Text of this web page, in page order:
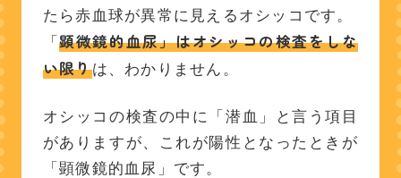
たら赤血球が異常に見えるオシッコです。
「顕微鏡的血尿」はオシッコの検査をしな
い限りは、わかりません。
オシッコの検査の中に「潜血」と言う項目
がありますが、これが陽性となったときが
「顕微鏡的血尿」です。